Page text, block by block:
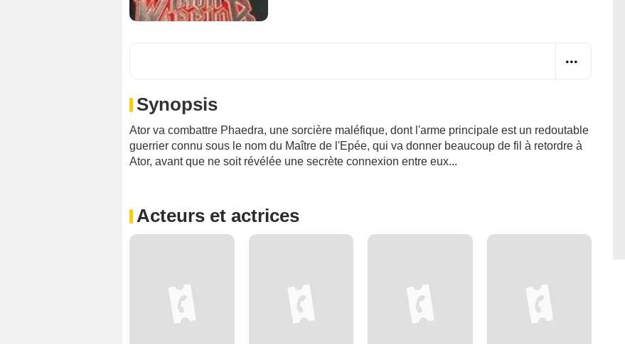
Synopsis
Ator va combattre Phaedra, une sorcière maléfique, dont l'arme principale est un redoutable
guerrier connu sous le nom du Maître de l'Epée, qui va donner beaucoup de fil à retordre à
Ator, avant que ne soit révélée une secrète connexion entre eux...
Acteurs et actrices